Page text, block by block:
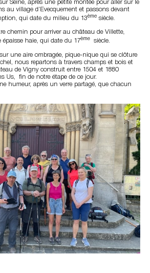
Seine, après une petite montée pour aller sur le
au village d’Evecquement et passons devant
qui date du milieu du 13ème siècle.
chemin pour arriver au château de Villette,
épaisse haie, qui date du 17ème siècle.
une aire ombragée, pique-nique qui se clôture
nous repartons à travers champs et bois et
de Vigny construit entre 1504 et 1880
Us, fin de notre étape de ce jour.
humeur, après un verre partagé, que chacun